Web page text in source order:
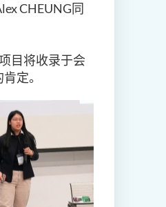
CHEUNG同
目将收录于会
定。